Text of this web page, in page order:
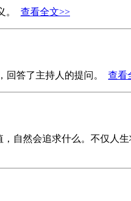
。 查看全文>>
回答了主持人的提问。 查看
自然会追求什么。不仅人